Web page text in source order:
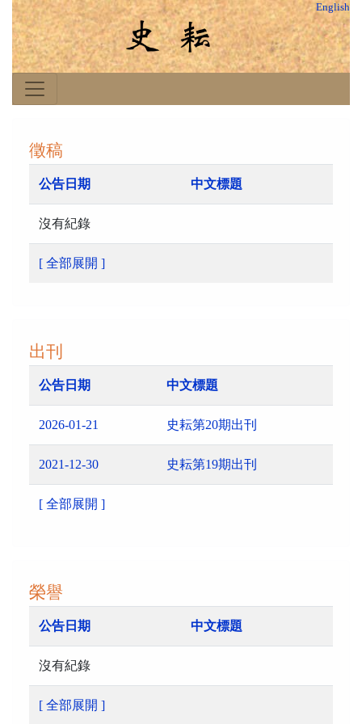
English
徵稿
公告日期 中文標題
沒有紀錄
[ 全部展開 ]
出刊
公告日期 中文標題
2026-01-21 史耘第20期出刊
2021-12-30 史耘第19期出刊
[ 全部展開 ]
榮譽
公告日期 中文標題
沒有紀錄
[ 全部展開 ]